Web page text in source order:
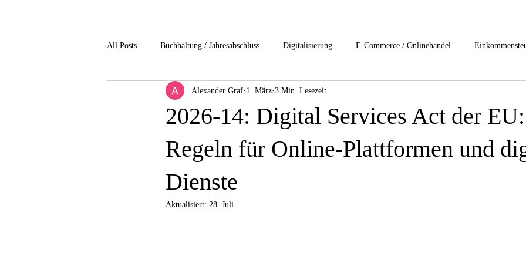
All Posts Buchhaltung / Jahresabschluss Digitalisierung E-Commerce / Onlinehandel
Gesundheitsbranche Immobilienbesteuerung Internationales Steuerrecht
non profit / Gemeinnuetzigkeit Privat Clients Services start-ups / Unternehmensgründung
Unternehmensbesteuerung
2026-14: Digital Services Act der
Regeln für Online-Plattformen und
Dienste
Alexander Graf 1. März 3 Min. Lesezeit
Aktualisiert: 28. Juli